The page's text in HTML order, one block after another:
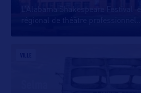
L’Alabama Shakespeare Festival
régional de théâtre professionnel
VILLE